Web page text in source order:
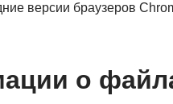
версии браузеров
о